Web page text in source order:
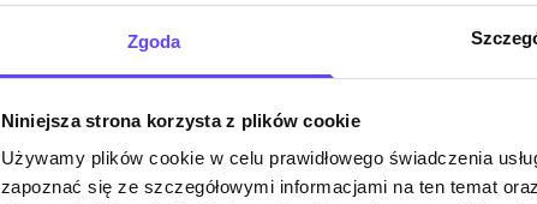
Zgoda
Niniejsza strona korzysta z plików cookie
Używamy plików cookie w celu prawidłowego świadczenia
zapoznać się ze szczegółowymi informacjami na ten temat